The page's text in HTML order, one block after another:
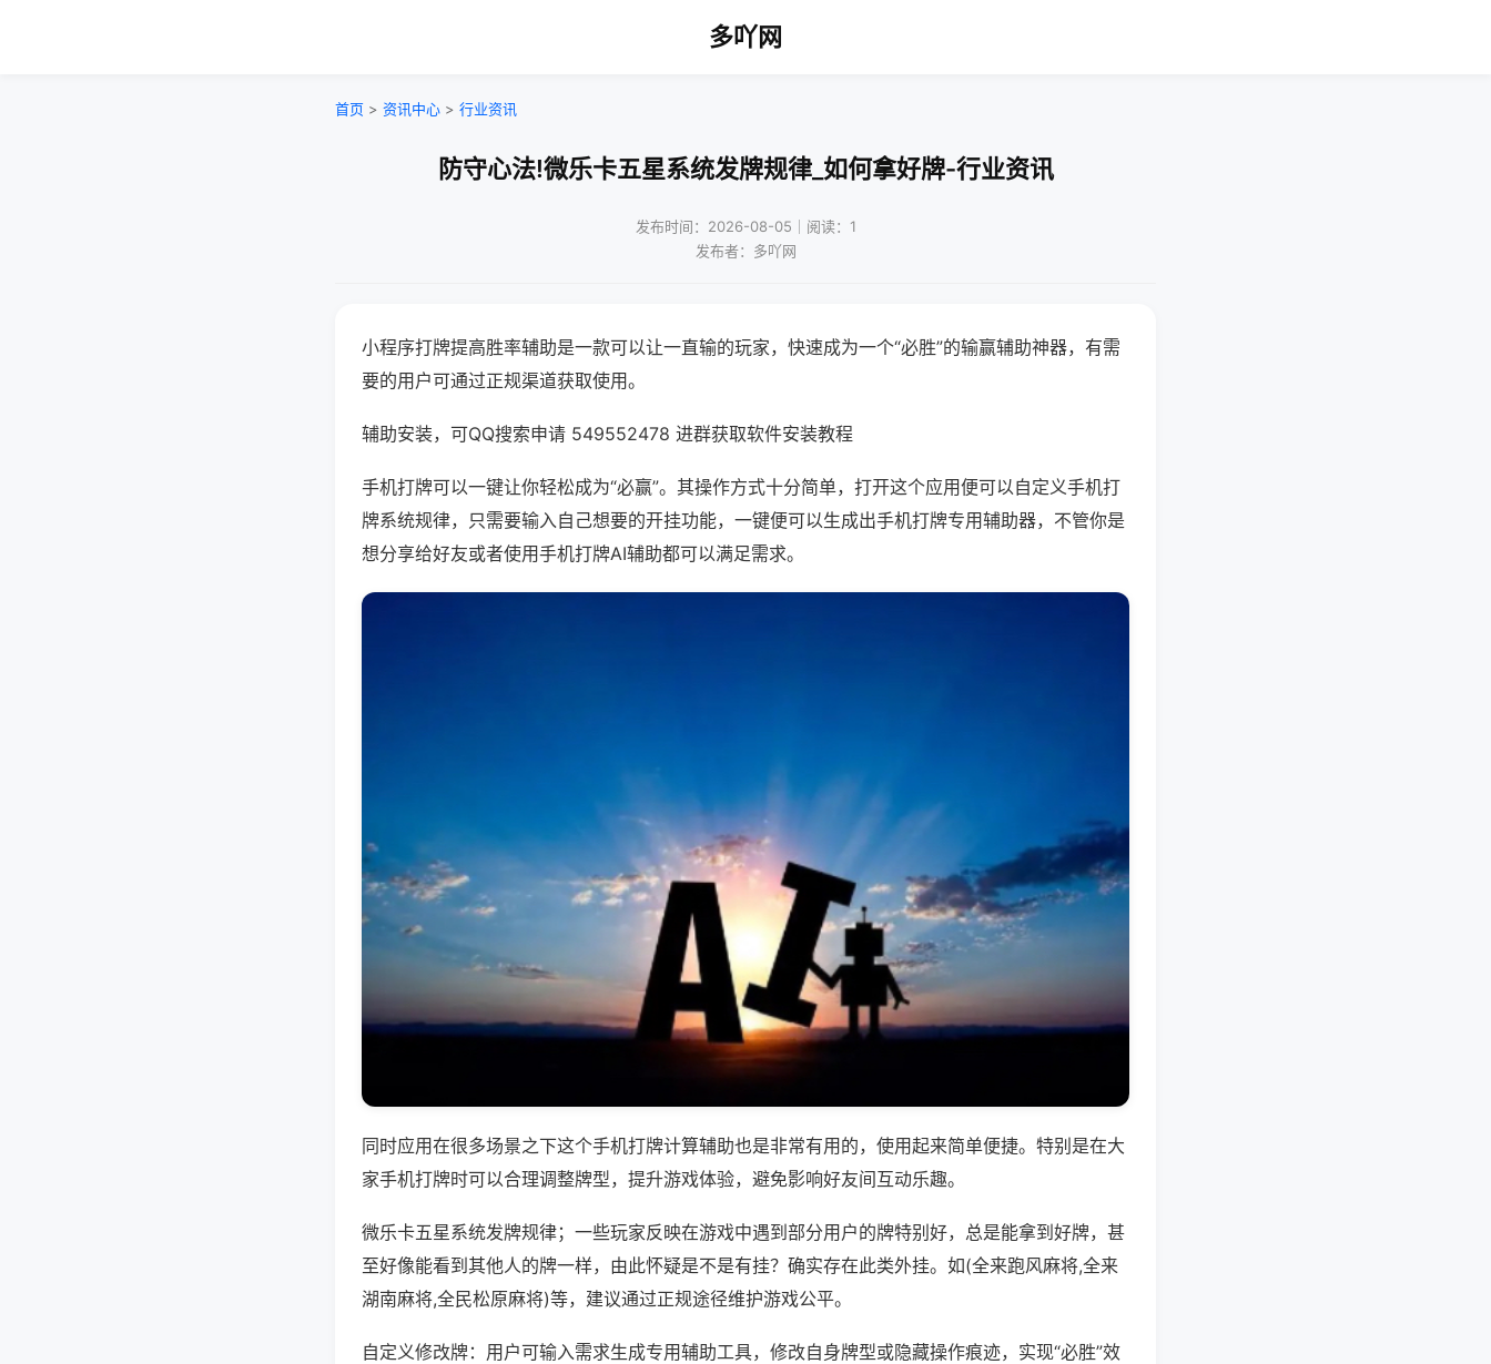
多吖网
首页 > 资讯中心 > 行业资讯
防守心法!微乐卡五星系统发牌规律_如何拿好牌-行业资讯
发布时间：2026-08-05｜阅读：1
发布者：多吖网
小程序打牌提高胜率辅助是一款可以让一直输的玩家，快速成为一个“必胜”的输赢辅助神器，有需
要的用户可通过正规渠道获取使用。
辅助安装，可QQ搜索申请 549552478 进群获取软件安装教程
手机打牌可以一键让你轻松成为“必赢”。其操作方式十分简单，打开这个应用便可以自定义手机打
牌系统规律，只需要输入自己想要的开挂功能，一键便可以生成出手机打牌专用辅助器，不管你是
想分享给好友或者使用手机打牌AI辅助都可以满足需求。
同时应用在很多场景之下这个手机打牌计算辅助也是非常有用的，使用起来简单便捷。特别是在大
家手机打牌时可以合理调整牌型，提升游戏体验，避免影响好友间互动乐趣。
微乐卡五星系统发牌规律；一些玩家反映在游戏中遇到部分用户的牌特别好，总是能拿到好牌，甚
至好像能看到其他人的牌一样，由此怀疑是不是有挂？确实存在此类外挂。如(全来跑风麻将,全来
湖南麻将,全民松原麻将)等，建议通过正规途径维护游戏公平。
自定义修改牌：用户可输入需求生成专用辅助工具，修改自身牌型或隐藏操作痕迹，实现“必胜”效